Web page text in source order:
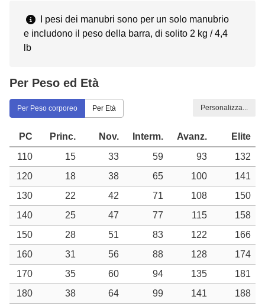
I pesi dei manubri sono per un solo manubrio
e includono il peso della barra, di solito 2 kg / 4,4
lb
Per Peso ed Età
Per Peso corporeo Per Età Personalizza...
PC Princ. Nov. Interm. Avanz.
Elite
110
15 33 59 93
132
120
18 38 65 100
141
130
22 42 71 108
150
140
25 47 77 115
158
150
28 51 83 122
166
160
31 56 88 128
174
170
35 60 94 135
181
180
38 64 99 141
188